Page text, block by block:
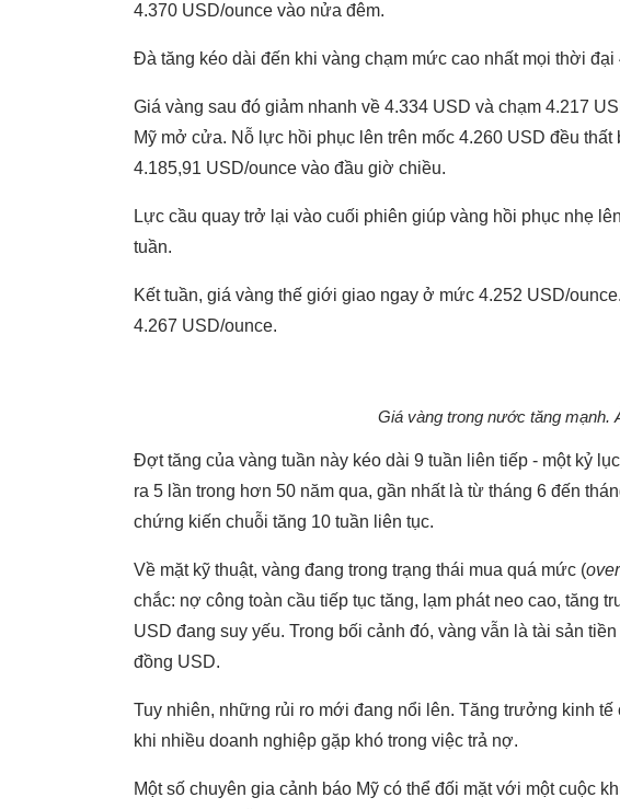
4.370 USD/ounce vào nửa đêm.
Đà tăng kéo dài đến khi vàng chạm mức cao nhất mọi thời đại
Giá vàng sau đó giảm nhanh về 4.334 USD và chạm 4.217
Mỹ mở cửa. Nỗ lực hồi phục lên trên mốc 4.260 USD đều
4.185,91 USD/ounce vào đầu giờ chiều.
Lực cầu quay trở lại vào cuối phiên giúp vàng hồi phục nhẹ
tuần.
Kết tuần, giá vàng thế giới giao ngay ở mức 4.252 USD/
4.267 USD/ounce.
Giá vàng trong nước tăng mạnh.
Đợt tăng của vàng tuần này kéo dài 9 tuần liên tiếp - một kỷ
ra 5 lần trong hơn 50 năm qua, gần nhất là từ tháng 6 đến
chứng kiến chuỗi tăng 10 tuần liên tục.
Về mặt kỹ thuật, vàng đang trong trạng thái mua quá mức (
chắc: nợ công toàn cầu tiếp tục tăng, lạm phát neo cao, tăng
USD đang suy yếu. Trong bối cảnh đó, vàng vẫn là tài sản
đồng USD.
Tuy nhiên, những rủi ro mới đang nổi lên. Tăng trưởng kinh
khi nhiều doanh nghiệp gặp khó trong việc trả nợ.
Một số chuyên gia cảnh báo Mỹ có thể đối mặt với một cuộc